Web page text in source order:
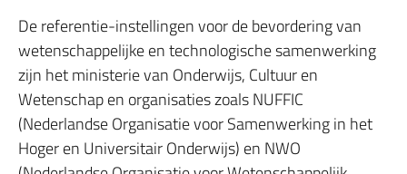
De referentie-instellingen voor de bevordering van
wetenschappelijke en technologische samenwerking
zijn het ministerie van Onderwijs, Cultuur en
Wetenschap en organisaties zoals NUFFIC
(Nederlandse Organisatie voor Samenwerking in het
Hoger en Universitair Onderwijs) en NWO